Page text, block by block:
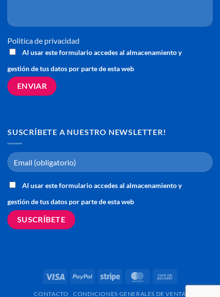
Politica de privacidad
Al usar este formulario accedes al almacenamiento y
gestión de tus datos por parte de esta web
SUSCRÍBETE A NUESTRO NEWSLETTER!
Al usar este formulario accedes al almacenamiento y
gestión de tus datos por parte de esta web
Visa PayPal Stripe MasterCard
CONTACTO CONDICIONES GENERALES DE VENTA